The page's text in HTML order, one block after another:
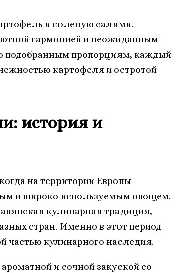
и соленую салями.
гармонией и неожиданным
подобранным пропорциям, каждый
картофеля и остротой
история и
на территории Европы
и широко используемым овощем.
кулинарная традиция,
стран. Именно в этот период
частью кулинарного наследия.
и сочной закуской со